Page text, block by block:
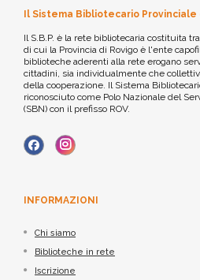
Il Sistema Bibliotecario Provinciale
Il S.B.P. è la rete bibliotecaria costituita
di cui la Provincia di Rovigo è l'ente
biblioteche aderenti alla rete erogano
cittadini, sia individualmente che
della cooperazione. Il Sistema
riconosciuto come Polo Nazionale del
(SBN) con il prefisso ROV.
INFORMAZIONI
Chi siamo
Biblioteche in rete
Iscrizione